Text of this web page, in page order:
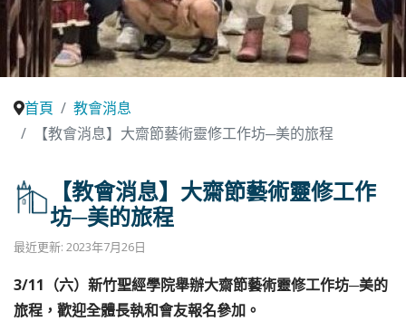
首頁
教會消息
【教會消息】大齋節藝術靈修工作坊─美的旅程
【教會消息】大齋節藝術靈修工作
坊─美的旅程
最近更新: 2023年7月26日
3/11（六）新竹聖經學院舉辦大齋節藝術靈修工作坊─美的
旅程，歡迎全體長執和會友報名參加。